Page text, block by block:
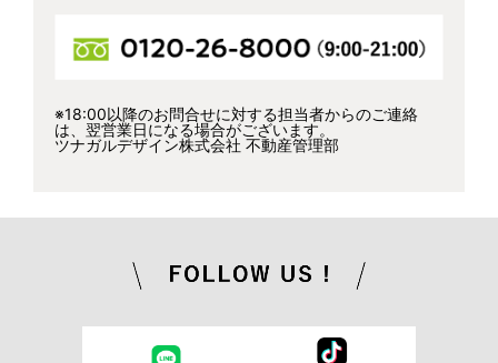
※18:00以降のお問合せに対する担当者からのご連絡
は、翌営業日になる場合がございます。
ツナガルデザイン株式会社 不動産管理部